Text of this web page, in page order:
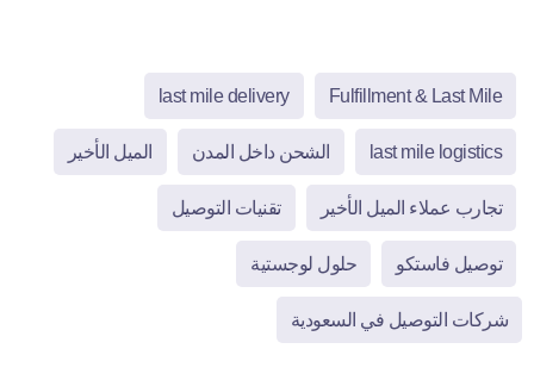
Fulfillment & Last Mile
last mile delivery
last mile logistics الشحن داخل المدن الميل الأخير
تجارب عملاء الميل الأخير تقنيات التوصيل
توصيل فاستكو حلول لوجستية
شركات التوصيل في السعودية